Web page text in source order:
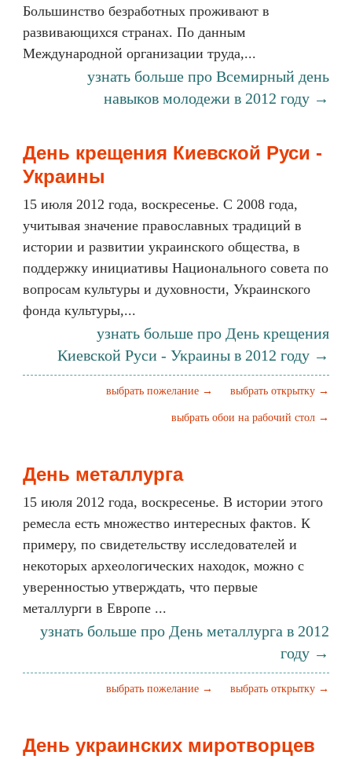
Большинство безработных проживают в
развивающихся странах. По данным
Международной организации труда,...
узнать больше про Всемирный день
навыков молодежи в 2012 году →
День крещения Киевской Руси -
Украины
15 июля 2012 года, воскресенье. С 2008 года,
учитывая значение православных традиций в
истории и развитии украинского общества, в
поддержку инициативы Национального совета по
вопросам культуры и духовности, Украинского
фонда культуры,...
узнать больше про День крещения
Киевской Руси - Украины в 2012 году →
выбрать открытку →
выбрать пожелание →
выбрать обои на рабочий стол →
День металлурга
15 июля 2012 года, воскресенье. В истории этого
ремесла есть множество интересных фактов. К
примеру, по свидетельству исследователей и
некоторых археологических находок, можно с
уверенностью утверждать, что первые
металлурги в Европе ...
узнать больше про День металлурга в 2012
году →
выбрать открытку →
выбрать пожелание →
День украинских миротворцев